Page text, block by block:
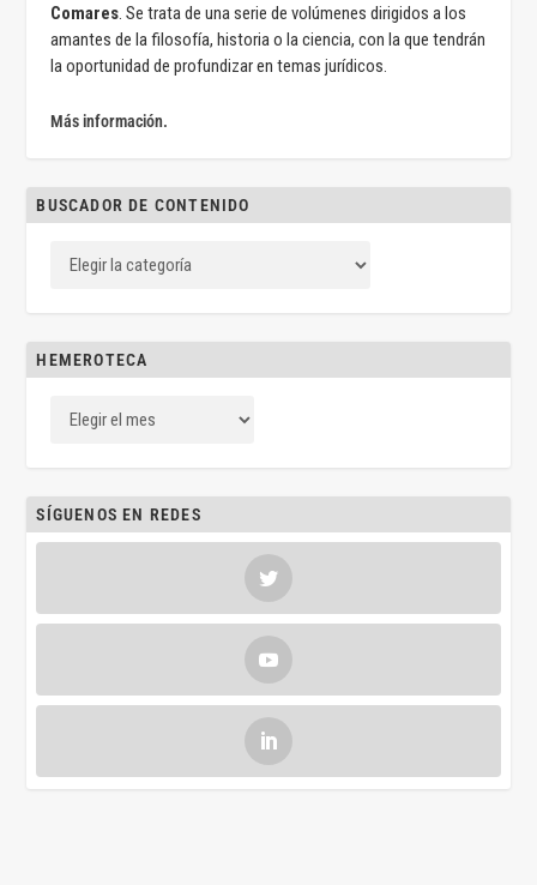
Comares. Se trata de una serie de volúmenes dirigidos a los
amantes de la filosofía, historia o la ciencia, con la que tendrán
la oportunidad de profundizar en temas jurídicos.
Más información.
BUSCADOR DE CONTENIDO
HEMEROTECA
SÍGUENOS EN REDES